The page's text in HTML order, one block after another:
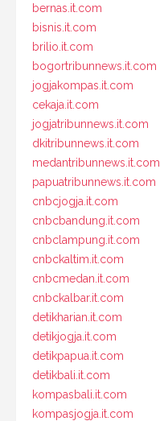
bernas.it.com
bisnis.it.com
brilio.it.com
bogortribunnews.it.com
jogjakompas.it.com
cekaja.it.com
jogjatribunnews.it.com
dkitribunnews.it.com
medantribunnews.it.com
papuatribunnews.it.com
cnbcjogja.it.com
cnbcbandung.it.com
cnbclampung.it.com
cnbckaltim.it.com
cnbcmedan.it.com
cnbckalbar.it.com
detikharian.it.com
detikjogja.it.com
detikpapua.it.com
detikbali.it.com
kompasbali.it.com
kompasjogja.it.com